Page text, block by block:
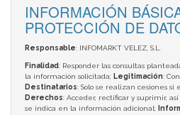
INFORMACIÓN
PROTECCIÓN DE
Responsable: INFOMARKT VELEZ, S.L.
Finalidad: Responder las consultas
la información solicitada; Legitimación:
Destinatarios: Solo se realizan cesiones si
Derechos: Acceder, rectificar y suprimir,
se indica en la información adicional;